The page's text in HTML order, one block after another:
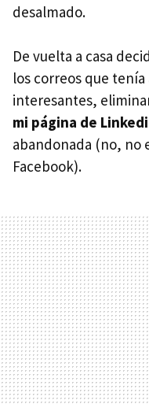
desalmado.
De vuelta a casa
los correos que
interesantes,
mi página de
abandonada (no, no
Facebook).